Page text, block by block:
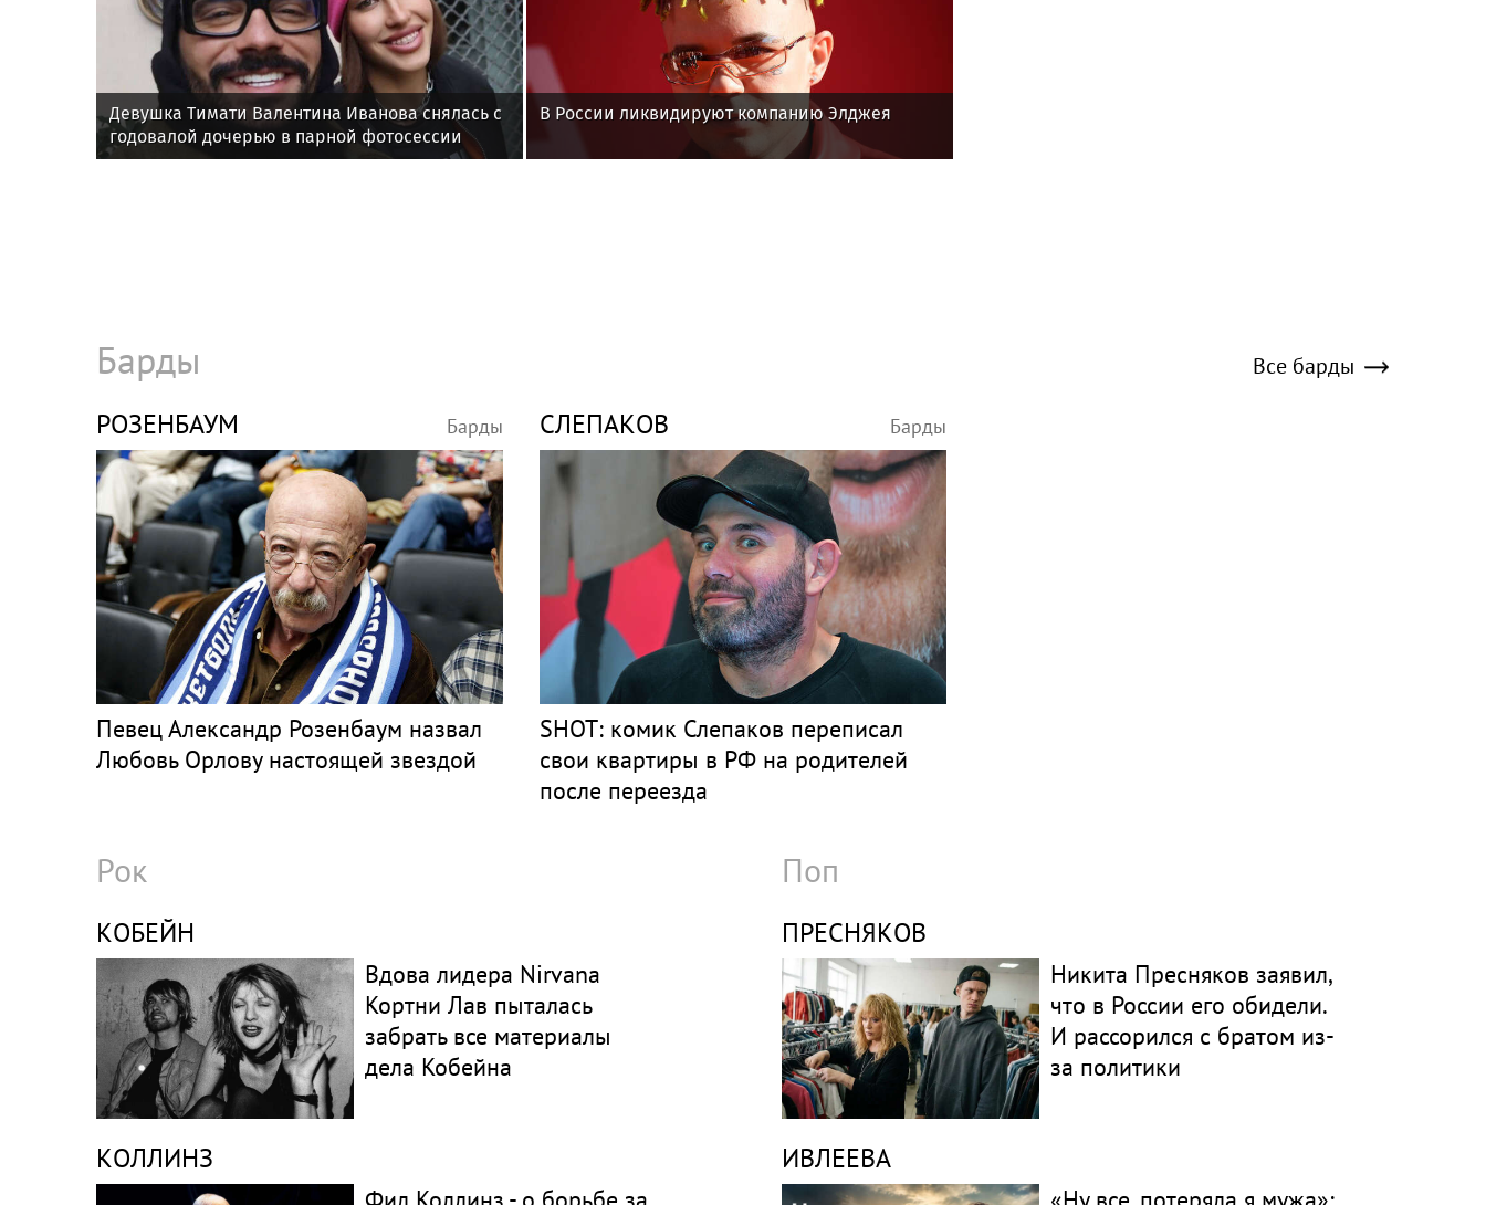
Девушка Тимати Валентина Иванова снялась с
годовалой дочерью в парной фотосессии
В России ликвидируют компанию Элджея
Барды Все барды
РОЗЕНБАУМ Барды
Певец Александр Розенбаум назвал
Любовь Орлову настоящей звездой
СЛЕПАКОВ Барды
SHOT: комик Слепаков переписал
свои квартиры в РФ на родителей
после переезда
Рок
КОБЕЙН
Вдова лидера Nirvana
Кортни Лав пыталась
забрать все материалы
дела Кобейна
КОЛЛИНЗ
Поп
ПРЕСНЯКОВ
Никита Пресняков заявил,
что в России его обидели.
И рассорился с братом из-
за политики
ИВЛЕЕВА